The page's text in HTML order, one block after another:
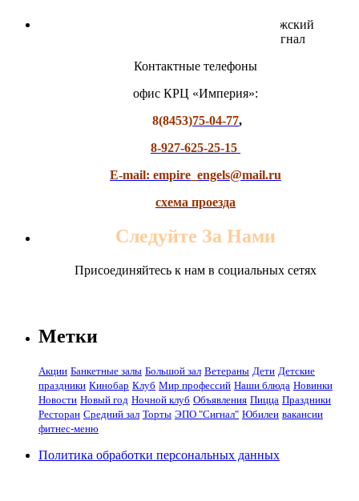
Наш адрес: Энгельс-19, р. п. Приволжский
(Мясокомбинат) слева от завода Сигнал
Контактные телефоны
офис КРЦ «Империя»:
8(8453)75-04-77,
8-927-625-25-15
E-mail: empire_engels@mail.ru
схема проезда
Следуйте За Нами
Присоединяйтесь к нам в социальных сетях
Метки
Акции Банкетные залы Большой зал Ветераны Дети Детские
праздники Кинобар Клуб Мир профессий Наши блюда Новинки
Новости Новый год Ночной клуб Объявления Пицца Праздники
Ресторан Средний зал Торты ЭПО "Сигнал" Юбилеи вакансии
фитнес-меню
Политика обработки персональных данных